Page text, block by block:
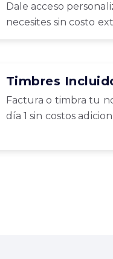
Dale acceso
necesites sin costo
Timbres
Factura o timbra tu
día 1 sin costos